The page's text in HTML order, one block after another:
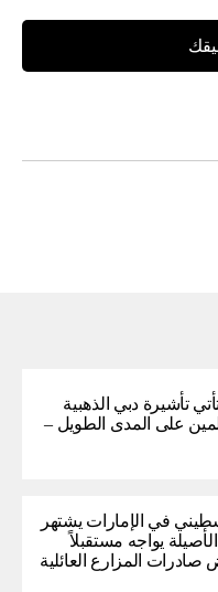
تأشيرة دبي الذهبية
على المدى الطويل –
في الإمارات يشتهر
يواجه مستقبلاً
المزارع العائلية